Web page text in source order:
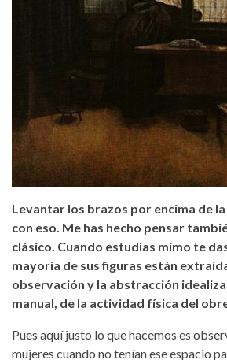
Levantar los brazos por encima de
con eso. Me has hecho pensar
clásico. Cuando estudias mimo te
mayoría de sus figuras están
observación y la abstracción
manual, de la actividad física del
Pues aquí justo lo que hacemos es
mujeres cuando no tenían ese espacio